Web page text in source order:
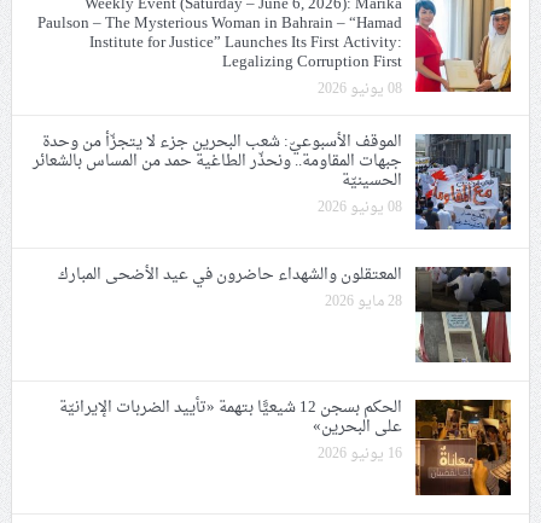
Paulson – The Mysterious Woman in Bahrain – “Hamad
Institute for Justice” Launches Its First Activity:
Legalizing Corruption First
08 يونيو 2026
الموقف الأسبوعيّ: شعب البحرين جزء لا يتجزّأ من وحدة
جبهات المقاومة.. ونحذّر الطاغية حمد من المساس بالشعائر
الحسينيّة
08 يونيو 2026
المعتقلون والشهداء حاضرون في عيد الأضحى المبارك
28 مايو 2026
الحكم بسجن 12 شيعيًّا بتهمة «تأييد الضربات الإيرانيّة
على البحرين»
16 يونيو 2026